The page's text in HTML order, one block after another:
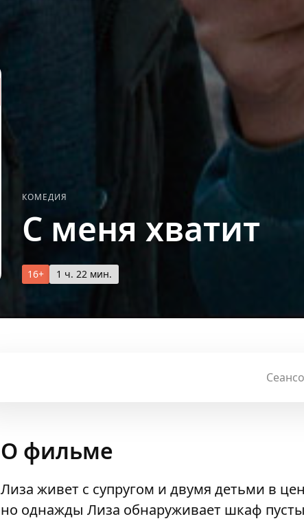
КОМЕДИЯ
С меня хватит
16+ 1 ч. 22 мин.
О фильме
Лиза живет с супругом и двумя детьми в
но однажды Лиза обнаруживает шкаф